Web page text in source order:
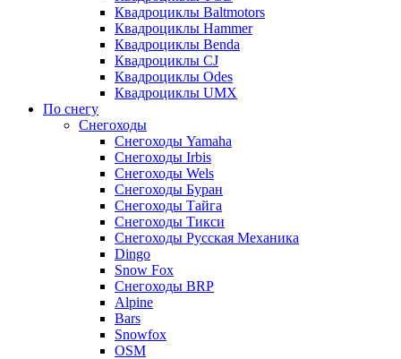
Квадроциклы Baltmotors
Квадроциклы Hammer
Квадроциклы Benda
Квадроциклы CJ
Квадроциклы Odes
Квадроциклы UMX
По снегу
Снегоходы
Снегоходы Yamaha
Снегоходы Irbis
Снегоходы Wels
Снегоходы Буран
Снегоходы Тайга
Снегоходы Тикси
Снегоходы Русская Механика
Dingo
Snow Fox
Снегоходы BRP
Alpine
Bars
Snowfox
OSM